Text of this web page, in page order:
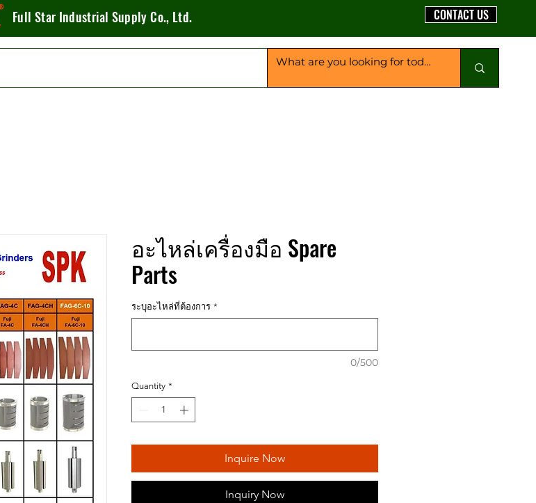
Full Star Industrial Supply Co., Ltd. CONTACT US
อะไหล่เครื่องมือ Spare
Parts
ระบุอะไหล่ที่ต้องการ *
0/500
Quantity *
Inquire Now
Inquiry Now